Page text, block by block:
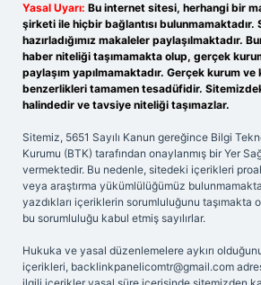
Yasal Uyarı: Bu internet sitesi, herhangi bir
şirketi ile hiçbir bağlantısı bulunmamaktadır.
hazırladığımız makaleler paylaşılmaktadır.
haber niteliği taşımamakta olup, gerçek
paylaşım yapılmamaktadır. Gerçek kurum
benzerlikleri tamamen tesadüfidir.
halindedir ve tavsiye niteliği taşımazlar.
Sitemiz, 5651 Sayılı Kanun gereğince Bilgi
Kurumu (BTK) tarafından onaylanmış bir Yer
vermektedir. Bu nedenle, sitedeki içerikleri
veya araştırma yükümlülüğümüz
yazdıkları içeriklerin sorumluluğunu taşımakta
bu sorumluluğu kabul etmiş sayılırlar.
Hukuka ve yasal düzenlemelere aykırı
içerikleri, backlinkpanelicomtr@gmail.com